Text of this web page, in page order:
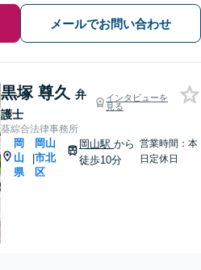
メールでお問い合わせ
黒塚 尊久 弁
護士
インタビューを
見る
葵綜合法律事務所
岡
山
県
|
岡山
市北
区
岡山駅 から
徒歩10分
営業時間：本
日定休日